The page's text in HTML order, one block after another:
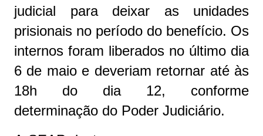
judicial para deixar as unidades
prisionais no período do benefício. Os
internos foram liberados no último dia
6 de maio e deveriam retornar até às
18h do dia 12, conforme
determinação do Poder Judiciário.